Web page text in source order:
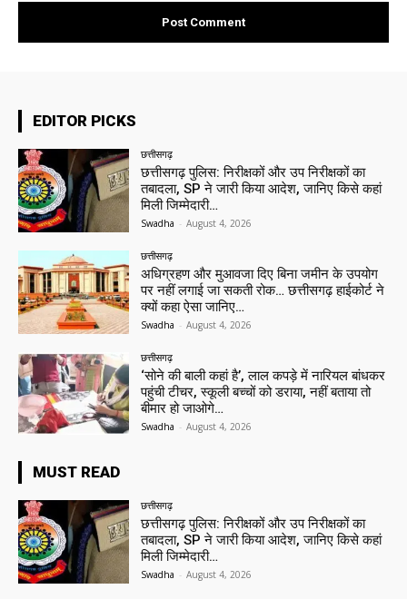
EDITOR PICKS
छत्तीसगढ़
छत्तीसगढ़ पुलिस: निरीक्षकों और उप निरीक्षकों का
तबादला, SP ने जारी किया आदेश, जानिए किसे कहां
मिली जिम्मेदारी…
Swadha - August 4, 2026
छत्तीसगढ़
अधिग्रहण और मुआवजा दिए बिना जमीन के उपयोग
पर नहीं लगाई जा सकती रोक… छत्तीसगढ़ हाईकोर्ट ने
क्यों कहा ऐसा जानिए…
Swadha - August 4, 2026
छत्तीसगढ़
‘सोने की बाली कहां है’, लाल कपड़े में नारियल बांधकर
पहुंची टीचर, स्कूली बच्चों को डराया, नहीं बताया तो
बीमार हो जाओगे…
Swadha - August 4, 2026
MUST READ
छत्तीसगढ़
छत्तीसगढ़ पुलिस: निरीक्षकों और उप निरीक्षकों का
तबादला, SP ने जारी किया आदेश, जानिए किसे कहां
मिली जिम्मेदारी…
Swadha - August 4, 2026